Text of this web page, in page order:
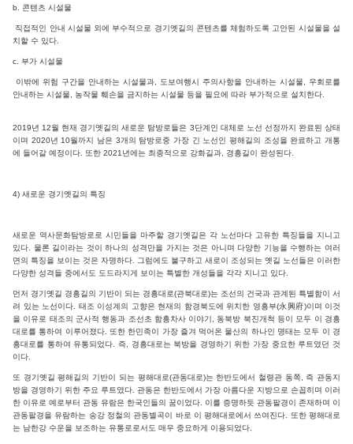
b. 콘텐츠 시설물
직접적인 안내 시설물 외에 부수적으로 경기옛길의 콘텐츠를 체험하도록 고안된 시설물을 설
치할 수 있다.
c. 부가 시설물
이밖에 위험 구간을 안내하는 시설물과, 도보여행시 주의사항을 안내하는 시설물, 우회로를
안내하는 시설물, 농작물 훼손을 금지하는 시설물 등을 필요에 따라 부가적으로 설치한다.
2019년 12월 현재 경기옛길의 새로운 탐방로들은 3단계인 대체로 노선 선정까지 완료된 상태
이며 2020년 10월까지 남은 3개의 탐방로중 가장 긴 노선인 평해길의 조성을 완료하고 개통
에 들어갈 예정이다. 또한 2021년에는 최종적으로 강화길과, 경흥길이 완성된다.
4) 새로운 경기옛길의 특징
새로운 역사문화탐방로로 시민들을 마주할 경기옛길은 각 노선마다 고유한 특징들을 지니고
있다. 물론 길이라는 것이 하나의 성격만을 가지는 것은 아니며 다양한 기능을 수행하는 여러
면의 특징을 보이는 것은 자명하다. 그럼에도 불구하고 새로이 조성되는 옛길 노선들은 이러한
다양한 성격들 중에서도 도드라지게 보이는 특별한 개성들을 각각 지니고 있다.
먼저 경기옛길 경흥길의 기반이 되는 경흥대로(관북대로)는 조선의 건국과 관계된 특별함이 서
려 있는 노선이다. 태조 이성계의 고향은 현재의 함경북도에 위치한 영흥부(永興府)이며 이것
을 이유로 태조의 군사적 행동과 조선초 함흥차사 이야기, 동북방 북진개척 등이 모두 이 경흥
대로를 통하여 이루어졌다. 또한 한민족이 가장 즐겨 먹어온 물산의 하나인 명태는 모두 이 경
흥대로를 통하여 유통되었다. 즉, 경흥대로는 북방을 경영하기 위한 가장 중요한 루트였던 것
이다.
또 경기옛길 평해길의 기반이 되는 평해대로(관동대로)는 한반도에서 철령관 동쪽, 즉 관동지
방을 경영하기 위한 주요 루트였다. 관동은 한반도에서 가장 아름다운 지방으로 손꼽히며 이러
한 이유로 예로부터 관동 유람은 한국인들의 꿈이었다. 이를 증명하듯 관동팔경이 존재하며 이
관동팔경을 유람하는 송강 정철의 관동별곡이 바로 이 평해대로에서 쓰여진다. 또한 평해대로
는 남한강 수운을 보조하는 유통로로서도 매우 중요하게 이용되었다.